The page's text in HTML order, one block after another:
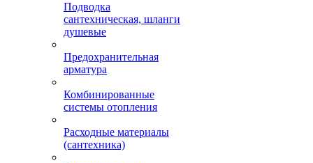
Подводка
сантехническая, шланги
душевые
Предохранительная
арматура
Комбинированные
системы отопления
Расходные материалы
(сантехника)